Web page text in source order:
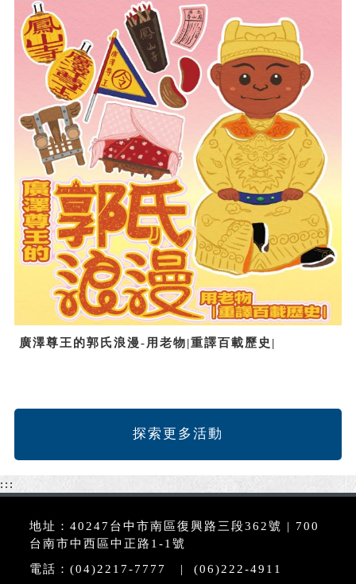
廣澤尊王的郭氏浪漫-用老物|重譯百載歷史|
探索更多活動
:::
地址：40247台中市南區復興路三段362號 | 700
台南市中西區中正路1-1號
電話：(04)2217-7777 | (06)222-4911